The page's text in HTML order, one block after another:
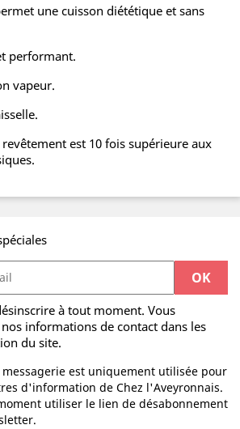
une cuisson diététique et sans
performant.
vapeur.
est 10 fois supérieure aux
à tout moment. Vous
informations de contact dans les
du site.
messagerie est uniquement utilisée pour
d'information de Chez l'Aveyronnais.
utiliser le lien de désabonnement